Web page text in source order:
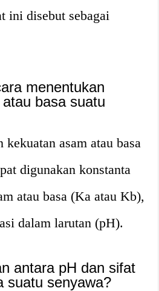
ini disebut sebagai
menentukan
basa suatu
asam atau basa
digunakan konstanta
atau basa (Ka atau Kb),
dalam larutan (pH).
antara pH dan sifat
suatu senyawa?